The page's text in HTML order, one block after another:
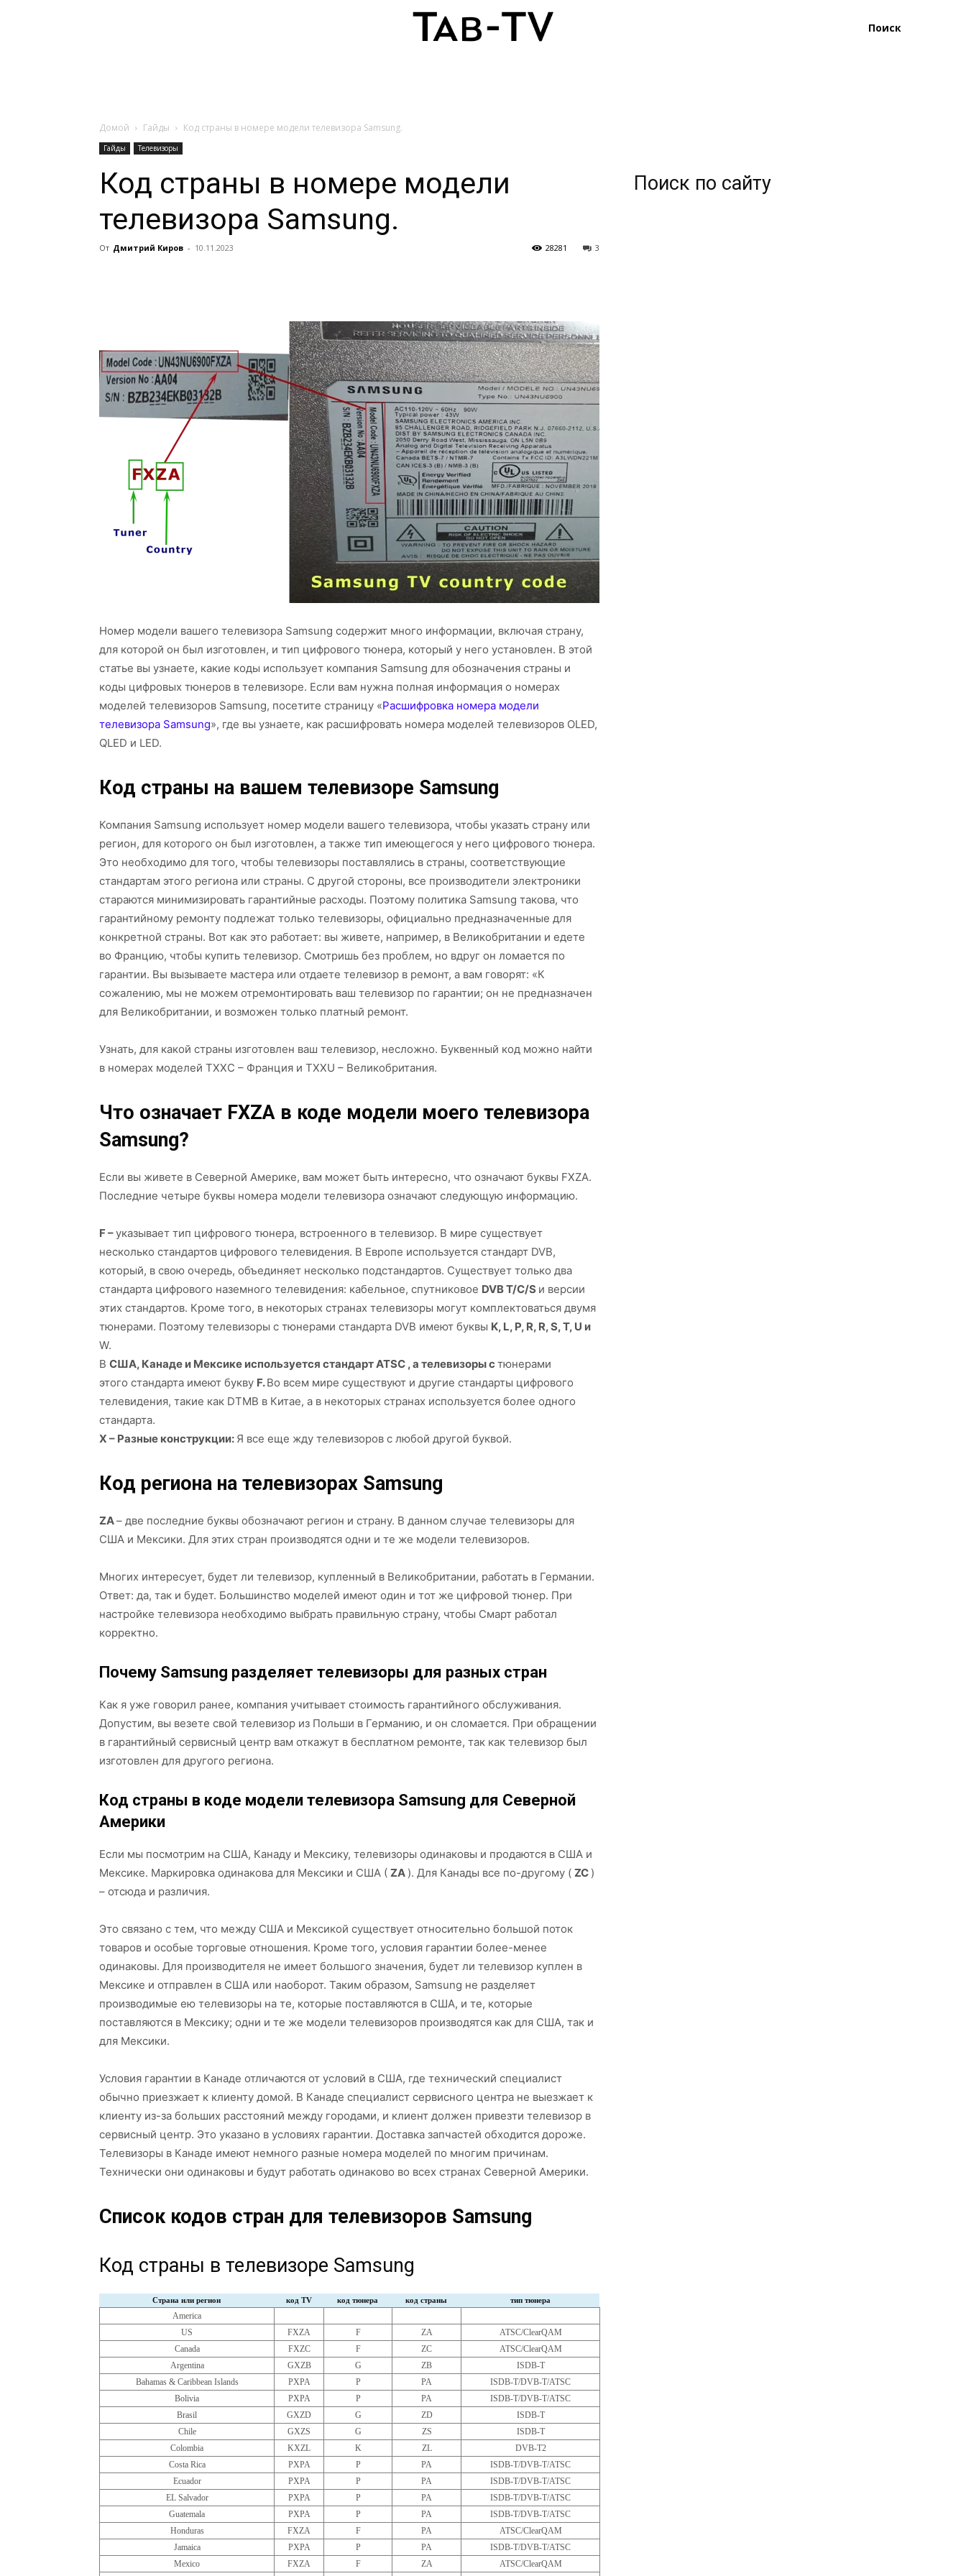
Поиск
Домой Гайды Код страны в номере модели телевизора Samsung.
Гайды Телевизоры
Код страны в номере модели
телевизора Samsung.
От Дмитрий Киров - 10.11.2023 3
28281
Номер модели вашего телевизора Samsung содержит много информации, включая страну,
для которой он был изготовлен, и тип цифрового тюнера, который у него установлен. В этой
статье вы узнаете, какие коды использует компания Samsung для обозначения страны и
коды цифровых тюнеров в телевизоре. Если вам нужна полная информация о номерах
моделей телевизоров Samsung, посетите страницу «Расшифровка номера модели
телевизора Samsung», где вы узнаете, как расшифровать номера моделей телевизоров OLED,
QLED и LED.
Код страны на вашем телевизоре Samsung
Компания Samsung использует номер модели вашего телевизора, чтобы указать страну или
регион, для которого он был изготовлен, а также тип имеющегося у него цифрового тюнера.
Это необходимо для того, чтобы телевизоры поставлялись в страны, соответствующие
стандартам этого региона или страны. С другой стороны, все производители электроники
стараются минимизировать гарантийные расходы. Поэтому политика Samsung такова, что
гарантийному ремонту подлежат только телевизоры, официально предназначенные для
конкретной страны. Вот как это работает: вы живете, например, в Великобритании и едете
во Францию, чтобы купить телевизор. Смотришь без проблем, но вдруг он ломается по
гарантии. Вы вызываете мастера или отдаете телевизор в ремонт, а вам говорят: «К
сожалению, мы не можем отремонтировать ваш телевизор по гарантии; он не предназначен
для Великобритании, и возможен только платный ремонт.
Узнать, для какой страны изготовлен ваш телевизор, несложно. Буквенный код можно найти
в номерах моделей TXXC – Франция и TXXU – Великобритания.
Что означает FXZA в коде модели моего телевизора
Samsung?
Если вы живете в Северной Америке, вам может быть интересно, что означают буквы FXZA.
Последние четыре буквы номера модели телевизора означают следующую информацию.
F –указывает тип цифрового тюнера, встроенного в телевизор. В мире существует
несколько стандартов цифрового телевидения. В Европе используется стандарт DVB,
который, в свою очередь, объединяет несколько подстандартов. Существует только два
стандарта цифрового наземного телевидения: кабельное, спутниковое DVB T/C/S и версии
этих стандартов. Кроме того, в некоторых странах телевизоры могут комплектоваться двумя
тюнерами. Поэтому телевизоры с тюнерами стандарта DVB имеют буквы K, L, P, R, R, S, T, U и
W.
В США, Канаде и Мексике используется стандарт ATSC , а телевизоры с тюнерами
этого стандарта имеют букву F.Во всем мире существуют и другие стандарты цифрового
телевидения, такие как DTMB в Китае, а в некоторых странах используется более одного
стандарта.
X – Разные конструкции: Я все еще жду телевизоров с любой другой буквой.
Код региона на телевизорах Samsung
ZA– две последние буквы обозначают регион и страну. В данном случае телевизоры для
США и Мексики. Для этих стран производятся одни и те же модели телевизоров.
Многих интересует, будет ли телевизор, купленный в Великобритании, работать в Германии.
Ответ: да, так и будет. Большинство моделей имеют один и тот же цифровой тюнер. При
настройке телевизора необходимо выбрать правильную страну, чтобы Смарт работал
корректно.
Почему Samsung разделяет телевизоры для разных стран
Как я уже говорил ранее, компания учитывает стоимость гарантийного обслуживания.
Допустим, вы везете свой телевизор из Польши в Германию, и он сломается. При обращении
в гарантийный сервисный центр вам откажут в бесплатном ремонте, так как телевизор был
изготовлен для другого региона.
Код страны в коде модели телевизора Samsung для Северной
Америки
Если мы посмотрим на США, Канаду и Мексику, телевизоры одинаковы и продаются в США и
Мексике. Маркировка одинакова для Мексики и США ( ZA ). Для Канады все по-другому ( ZC )
– отсюда и различия.
Это связано с тем, что между США и Мексикой существует относительно большой поток
товаров и особые торговые отношения. Кроме того, условия гарантии более-менее
одинаковы. Для производителя не имеет большого значения, будет ли телевизор куплен в
Мексике и отправлен в США или наоборот. Таким образом, Samsung не разделяет
производимые ею телевизоры на те, которые поставляются в США, и те, которые
поставляются в Мексику; одни и те же модели телевизоров производятся как для США, так и
для Мексики.
Условия гарантии в Канаде отличаются от условий в США, где технический специалист
обычно приезжает к клиенту домой. В Канаде специалист сервисного центра не выезжает к
клиенту из-за больших расстояний между городами, и клиент должен привезти телевизор в
сервисный центр. Это указано в условиях гарантии. Доставка запчастей обходится дороже.
Телевизоры в Канаде имеют немного разные номера моделей по многим причинам.
Технически они одинаковы и будут работать одинаково во всех странах Северной Америки.
Список кодов стран для телевизоров Samsung
Код страны в телевизоре Samsung
Страна или регион код TV код тюнера код страны
тип тюнера
America
US
FXZA F ZA
ATSC/ClearQAM
Canada
FXZC F ZC
ATSC/ClearQAM
Argentina
GXZB G ZB
ISDB-T
Bahamas & Caribbean Islands
PXPA P PA
ISDB-T/DVB-T/ATSC
Bolivia
PXPA P PA
ISDB-T/DVB-T/ATSC
Brasil
GXZD G ZD
ISDB-T
Chile
GXZS G ZS
ISDB-T
Colombia
KXZL K ZL
DVB-T2
Costa Rica
PXPA P PA
ISDB-T/DVB-T/ATSC
Ecuador
PXPA P PA
ISDB-T/DVB-T/ATSC
EL Salvador
PXPA P PA
ISDB-T/DVB-T/ATSC
Guatemala
PXPA P PA
ISDB-T/DVB-T/ATSC
Honduras
FXZA F PA
ATSC/ClearQAM
Jamaica
PXPA P PA
ISDB-T/DVB-T/ATSC
Mexico
FXZA F ZA ATSC/ClearQAM
Поиск по сайту